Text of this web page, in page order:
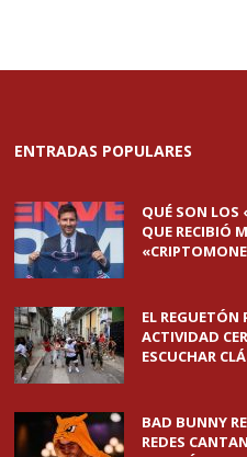
ENTRADAS POPULARES
QUÉ SON LOS
QUE RECIBIÓ
EL REGUETÓN
ACTIVIDAD
ESCUCHAR
BAD BUNNY
REDES